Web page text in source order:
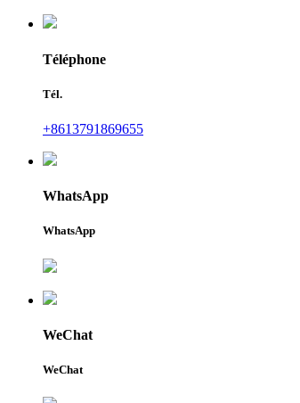
Téléphone
Tél.
+8613791869655
WhatsApp
WhatsApp
WeChat
WeChat